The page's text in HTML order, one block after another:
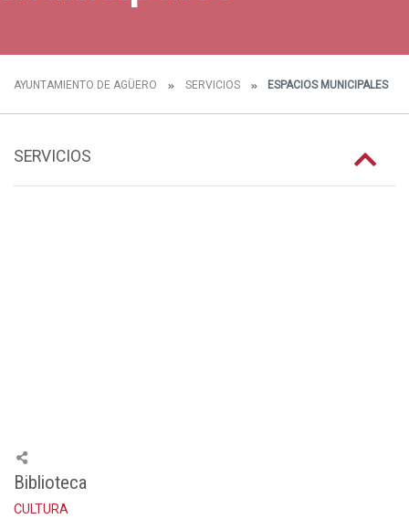
AYUNTAMIENTO DE AGÜERO SERVICIOS ESPACIOS MUNICIPALES
SERVICIOS
Biblioteca
CULTURA